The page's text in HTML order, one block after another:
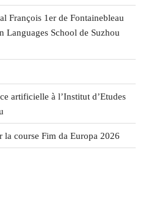
François 1er de Fontainebleau
Languages School de Suzhou
artificielle à l’Institut d’Etudes
course Fim da Europa 2026